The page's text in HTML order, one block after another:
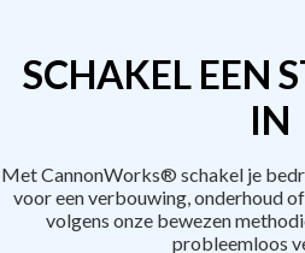
SCHAKEL EEN
IN
Met CannonWorks® schakel je
voor een verbouwing, onderhoud
volgens onze bewezen
probleemloos